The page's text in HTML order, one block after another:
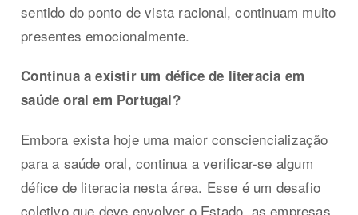
sentido do ponto de vista racional, continuam muito
presentes emocionalmente.
Continua a existir um défice de literacia em
saúde oral em Portugal?
Embora exista hoje uma maior consciencialização
para a saúde oral, continua a verificar-se algum
défice de literacia nesta área. Esse é um desafio
coletivo que deve envolver o Estado, as empresas